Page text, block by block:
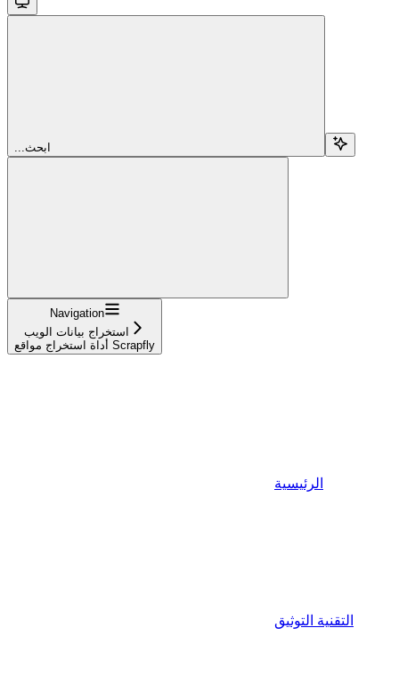
...ابحث
Navigation
استخراج بيانات الويب
أداة استخراج مواقع Scrapfly
الرئيسية
التقنية التوثيق